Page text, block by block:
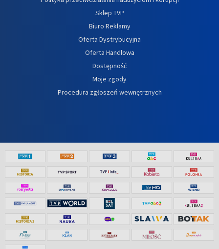
Sklep TVP
Biuro Reklamy
Oferta Dystrybucyjna
Oferta Handlowa
Dostępność
Moje zgody
Procedura zgłoszeń wewnętrznych